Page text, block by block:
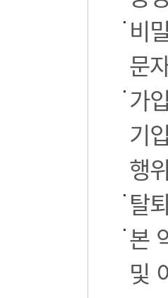
비
문
가
기
행
탈
본
및